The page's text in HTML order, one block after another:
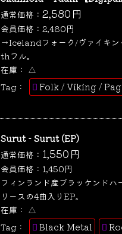
通常価格： 2,580 円
会員価格： 2,480円
→Icelandフォーク/ヴァイキ
thフル。
在庫： △
Tag：
Folk / Viking /
Surut - Surut (EP)
通常価格： 1,550 円
会員価格： 1,450円
フィンランド産ブラッケンド
リースの4曲入りEP。
在庫： △
Tag：
Black Metal